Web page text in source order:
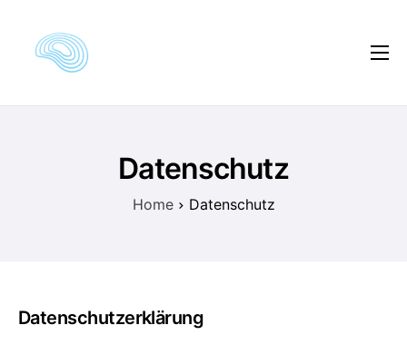
Kundenmeinungen
Datenschutz
Home Datenschutz
Datenschutzerklärung